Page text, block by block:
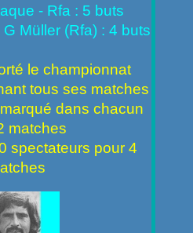
- Rfa : 5 buts
Müller (Rfa) : 4 buts
le championnat
tous ses matches
dans chacun
matches
spectateurs pour 4